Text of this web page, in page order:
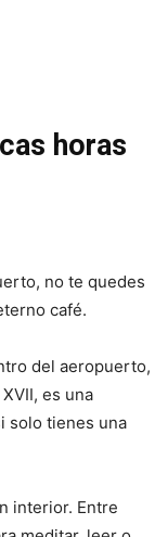
horas
no te quedes
café.
del aeropuerto,
es una
solo tienes una
interior. Entre